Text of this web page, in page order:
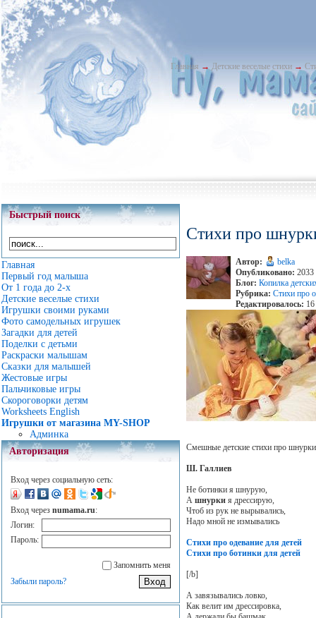
Главная → Детские веселые стихи →
Быстрый поиск
Главная
Первый год малыша
От 1 года до 2-х
Детские веселые стихи
Игрушки своими руками
Фото самодельных игрушек
Загадки для детей
Поделки с детьми
Раскраски малышам
Сказки для малышей
Жестовые игры
Пальчиковые игры
Скороговорки детям
Worksheets English
Игрушки от магазина MY-SHOP
Админка
Авторизация
Вход через социальную сеть:
Вход через numama.ru:
Логин:
Пароль:
Запомнить меня
Забыли пароль?
Стихи про
Автор:
belka
Опубликовано: 2033
Блог: Копилка
Рубрика: Стихи про
Редактировалось:
Смешные детские стихи про
Ш. Галлиев
Не ботинки я шнурую,
А шнуркия дрессирую,
Чтоб из рук не вырывались,
Надо мной не измывались
Стихи про одевание для детей
Стихи про ботинки для детей
[/b]
А завязывались ловко,
Как велит им дрессировка,